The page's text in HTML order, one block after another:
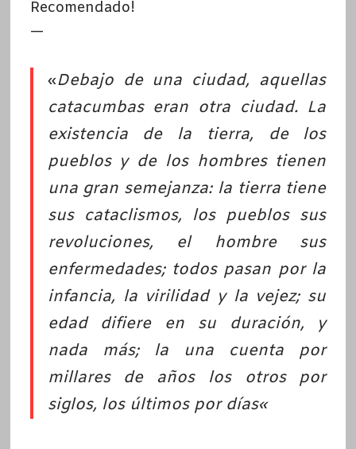
Recomendado!
—
«Debajo de una ciudad, aquellas
catacumbas eran otra ciudad. La
existencia de la tierra, de los
pueblos y de los hombres tienen
una gran semejanza: la tierra tiene
sus cataclismos, los pueblos sus
revoluciones, el hombre sus
enfermedades; todos pasan por la
infancia, la virilidad y la vejez; su
edad difiere en su duración, y
nada más; la una cuenta por
millares de años los otros por
siglos, los últimos por días«